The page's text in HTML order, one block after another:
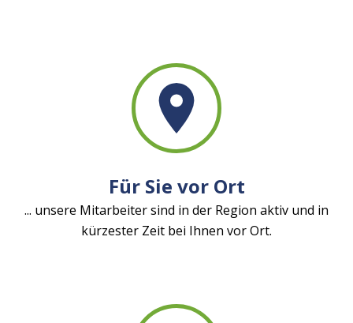
Für Sie vor Ort
... unsere Mitarbeiter sind in der Region aktiv und in
kürzester Zeit bei Ihnen vor Ort.